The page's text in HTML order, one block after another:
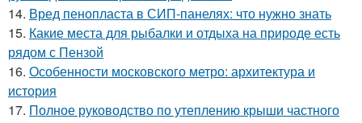
14. Вред пенопласта в СИП-панелях: что нужно знать
15. Какие места для рыбалки и отдыха на природе есть
рядом с Пензой
16. Особенности московского метро: архитектура и
история
17. Полное руководство по утеплению крыши частного